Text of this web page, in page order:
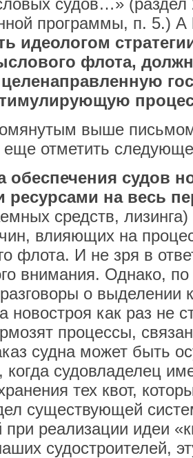
программы, п. 5.) А
идеологом
флота,
выше
еще отметить
обеспечения судов
на весь
средств,
влияющих на
флота. И не зря в
внимания. Однако,
о выделении
новостроя как раз не
процессы,
судна может быть
когда судовладелец
тех квот,
существующей
реализации идеи
судостроителей,